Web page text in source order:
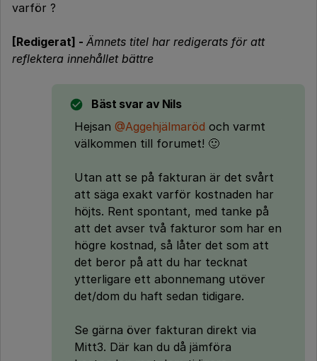
varför ?
[Redigerat] - Ämnets titel har redigerats för att
reflektera innehållet bättre
Bäst svar av Nils
Hejsan @Aggehjälmaröd och varmt
välkommen till forumet! 🙂
Utan att se på fakturan är det svårt
att säga exakt varför kostnaden har
höjts. Rent spontant, med tanke på
att det avser två fakturor som har en
högre kostnad, så låter det som att
det beror på att du har tecknat
ytterligare ett abonnemang utöver
det/dom du haft sedan tidigare.
Se gärna över fakturan direkt via
Mitt3. Där kan du då jämföra